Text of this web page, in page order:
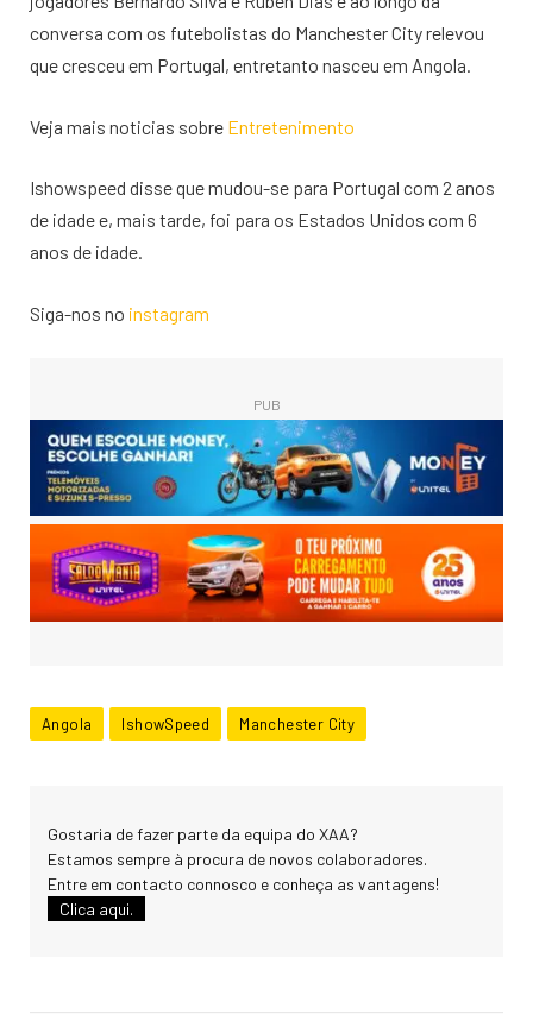
conversa com os futebolistas do Manchester City relevou
que cresceu em Portugal, entretanto nasceu em Angola.
Veja mais noticias sobre Entretenimento
Ishowspeed disse que mudou-se para Portugal com 2 anos
de idade e, mais tarde, foi para os Estados Unidos com 6
anos de idade.
Siga-nos no instagram
PUB
Angola IshowSpeed Manchester City
Gostaria de fazer parte da equipa do XAA?
Estamos sempre à procura de novos colaboradores.
Entre em contacto connosco e conheça as vantagens!
Clica aqui.